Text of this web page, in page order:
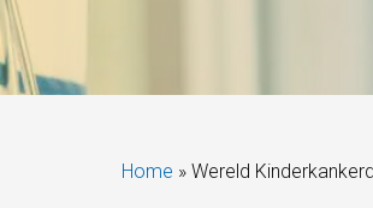
Home » Wereld